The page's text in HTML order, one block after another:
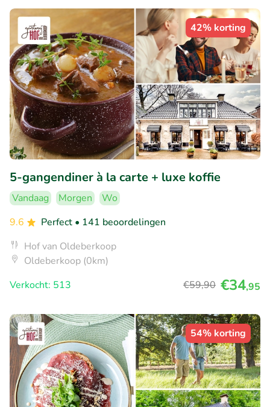
42% korting
5-gangendiner à la carte + luxe koffie
Vandaag Morgen
Wo
9.6
Perfect • 141 beoordelingen
Hof van Oldeberkoop
Oldeberkoop (0km)
Verkocht: 513
€59,90 €34,95
54% korting